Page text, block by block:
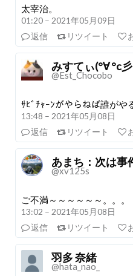
太宰治。
01:20 – 2021年05月09日
返信
リツイート
みすてぃ(°∀ °c
@Est_Chocobo
ｻﾋﾞﾁｬｰﾝがやらねば誰がや
13:48 – 2021年05月08日
返信
リツイート
あまち：次は事
@xv125s
ご不満～～～～～～。。。
13:02 – 2021年05月08日
返信
リツイート
羽多 奈緒
@hata_nao_